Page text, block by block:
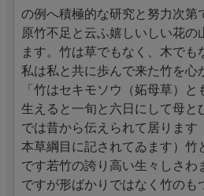
の例へ積極的な研究と努力次第
原竹不足と云ふ嬉しいしい花の
ます。竹は草でもなく、木でも
私は私と共に歩んで来た竹を心
「竹はセキモソウ（妬母草）
生えると一旬と六日にして母と
では昔から伝えられて居ります
本草綱目に記されてゐます）竹
です若竹の誇り高い生々しさわ
ですが形ばかりではなく竹のも